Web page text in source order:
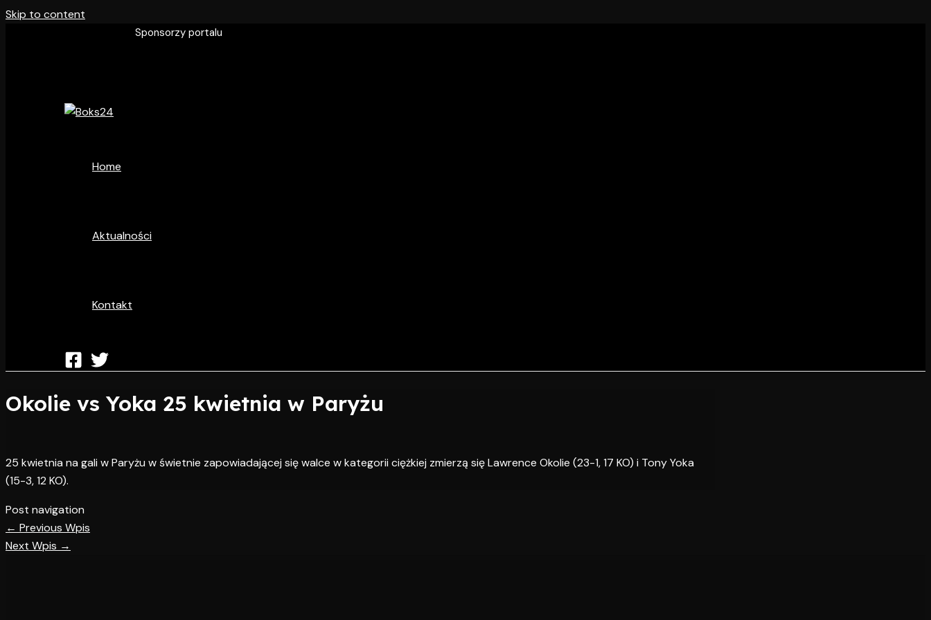
Skip to content
Sponsorzy portalu
Home
Aktualności
Kontakt
Okolie vs Yoka 25 kwietnia w Paryżu
25 kwietnia na gali w Paryżu w świetnie zapowiadającej się walce w kategorii ciężkiej zmierzą się Lawrence Okolie (23-1, 17 KO) i Tony Yoka
(15-3, 12 KO).
Post navigation
← Previous Wpis
Next Wpis →